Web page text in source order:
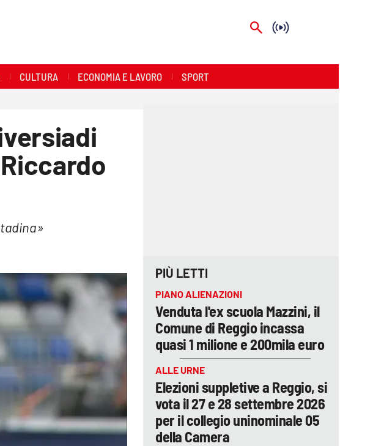
CULTURA ECONOMIA E LAVORO SPORT
PIÙ LETTI
PIANO ALIENAZIONI
Venduta l'ex scuola Mazzini, il
Comune di Reggio incassa
quasi 1 milione e 200mila euro
ALLE URNE
Elezioni suppletive a Reggio, si
vota il 27 e 28 settembre 2026
per il collegio uninominale 05
della Camera